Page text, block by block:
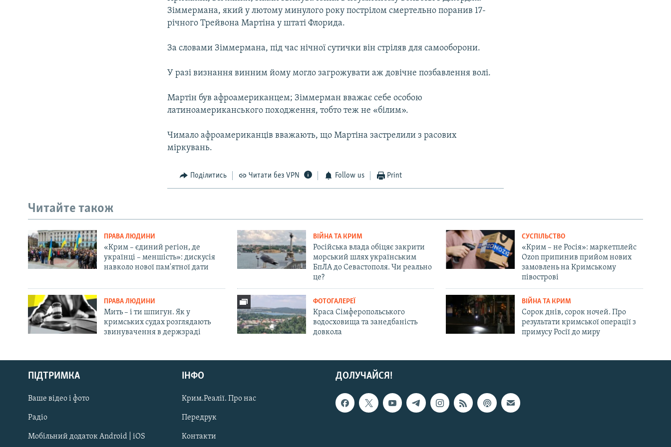
Русский
Qırımtatar
ДОЛУЧАЙСЯ!
Зіммермана, який у лютому минулого року пострілом смертельно поранив 17-
річного Трейвона Мартіна у штаті Флорида.
За словами Зіммермана, під час нічної сутички він стріляв для самооборони.
У разі визнання винним йому могло загрожувати аж довічне позбавлення волі.
Мартін був афроамериканцем; Зіммерман вважає себе особою
латиноамериканського походження, тобто теж не «білим».
Чимало афроамериканців вважають, що Мартіна застрелили з расових
міркувань.
Поділитись Читати без VPN Follow us Print
Читайте також
ПРАВА ЛЮДИНИ
«Крим – єдиний регіон, де
українці – меншість»: дискусія
навколо нової пам'ятної дати
ВІЙНА ТА КРИМ
Російська влада обіцяє закрити
морський шлях українським
БпЛА до Севастополя. Чи реально
це?
СУСПІЛЬСТВО
«Крим – не Росія»: маркетплейс
Ozon припинив прийом нових
замовлень на Кримському
півострові
ПРАВА ЛЮДИНИ
Мить – і ти шпигун. Як у
кримських судах розглядають
звинувачення в держзраді
ФОТОГАЛЕРЕЇ
Краса Сімферопольського
водосховища та занедбаність
довкола
ВІЙНА ТА КРИМ
Сорок днів, сорок ночей. Про
результати кримської операції з
примусу Росії до миру
ДОЛУЧАЙСЯ!
ПІДТРИМКА
Ваше відео і фото
Радіо
Мобільний додаток Android | iOS
ІНФО
Крим.Реалії. Про нас
Передрук
Контакти